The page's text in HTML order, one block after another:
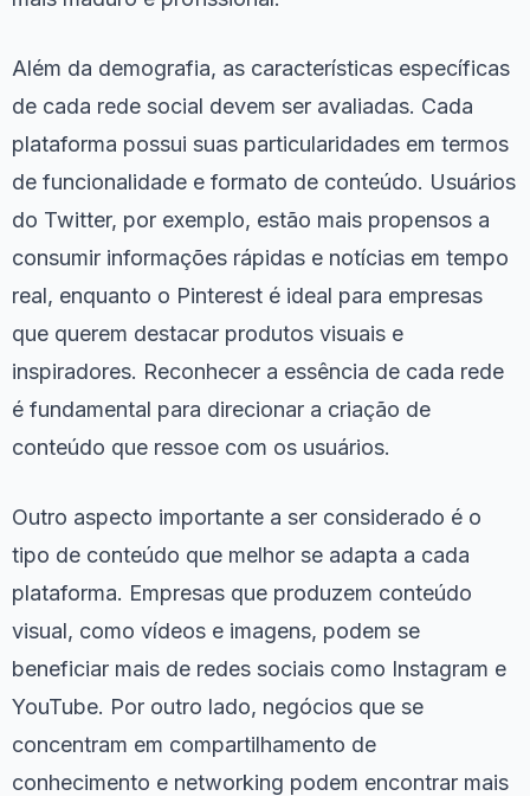
Além da demografia, as características específicas
de cada rede social devem ser avaliadas. Cada
plataforma possui suas particularidades em termos
de funcionalidade e formato de conteúdo. Usuários
do Twitter, por exemplo, estão mais propensos a
consumir informações rápidas e notícias em tempo
real, enquanto o Pinterest é ideal para empresas
que querem destacar produtos visuais e
inspiradores. Reconhecer a essência de cada rede
é fundamental para direcionar a criação de
conteúdo que ressoe com os usuários.
Outro aspecto importante a ser considerado é o
tipo de conteúdo que melhor se adapta a cada
plataforma. Empresas que produzem conteúdo
visual, como vídeos e imagens, podem se
beneficiar mais de redes sociais como Instagram e
YouTube. Por outro lado, negócios que se
concentram em compartilhamento de
conhecimento e networking podem encontrar mais